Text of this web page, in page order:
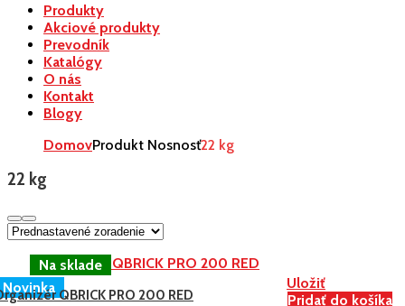
Produkty
Akciové produkty
Prevodník
Katalógy
O nás
Kontakt
Blogy
DomovProdukt Nosnosť22 kg
22 kg
Uložiť
Pridať do košíka
NovinkaQBRICK PRO 200 RED